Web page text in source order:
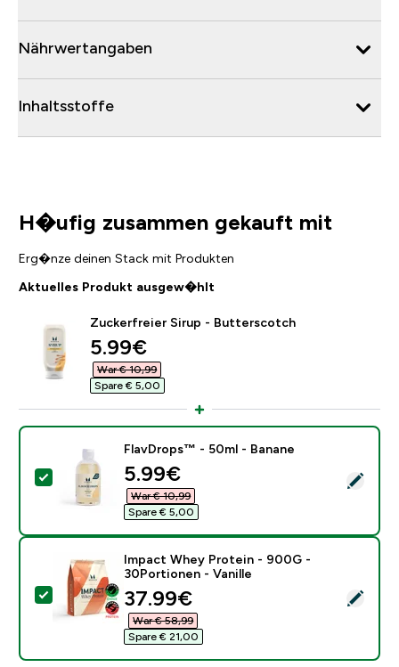
Nährwertangaben
Inhaltsstoffe
H�ufig zusammen gekauft mit
Erg�nze deinen Stack mit Produkten
Aktuelles Produkt ausgew�hlt
Zuckerfreier Sirup - Butterscotch
discounted price
5.99€‎
War € 10,99‎
Spare € 5,00‎
Dieses Produkt ausw�hlen - FlavDrops™ - 50ml -
FlavDrops™ - 50ml - Banane
discounted price
5.99€‎
War € 10,99‎
Spare € 5,00‎
Dieses Produkt ausw�hlen - Impact Whey Protein -
Impact Whey Protein - 900G -
30Portionen - Vanille
discounted price
37.99€‎
War € 58,99‎
Spare € 21,00‎